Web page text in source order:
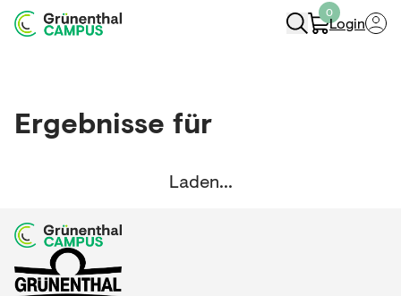
0
Login
Ergebnisse für
Laden...